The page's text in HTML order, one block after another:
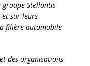
groupe Stellantis
et sur leurs
filière automobile
des organisations